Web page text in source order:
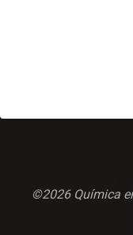
©2026 Química